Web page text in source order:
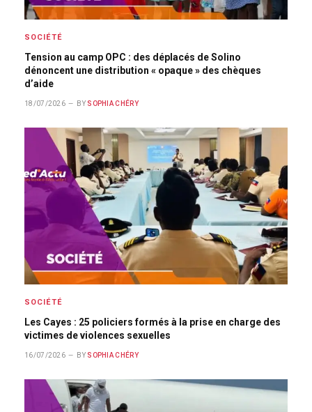
SOCIÉTÉ
Tension au camp OPC : des déplacés de Solino
dénoncent une distribution « opaque » des chèques
d’aide
18/07/2026 BY SOPHIA CHÉRY
SOCIÉTÉ
Les Cayes : 25 policiers formés à la prise en charge des
victimes de violences sexuelles
16/07/2026 BY SOPHIA CHÉRY